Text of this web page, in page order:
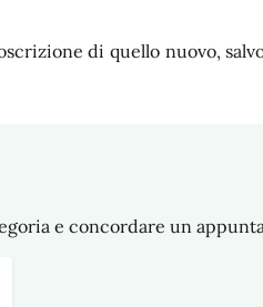
di quello nuovo,
e concordare un